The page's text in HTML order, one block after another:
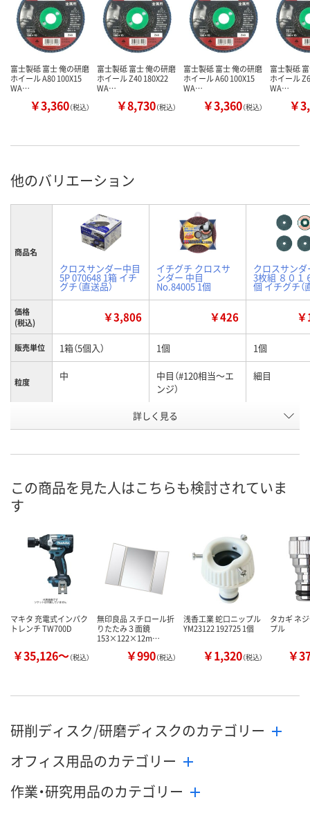
富士製砥 富士 俺の研磨
ホイール A80 100X15
WA…
￥3,360（税込）
富士製砥 富士 俺の研磨
ホイール Z40 180X22
WA…
￥8,730（税込）
富士製砥 富士 俺の研磨
ホイール A60 100X15
WA…
￥3,360（税込）
富士製砥
ホイール
WA…
￥
他のバリエーション
商品名
クロスサンダー中目
5P 070648 1箱 イチ
グチ（直送品）
イチグチ クロスサ
ンダー 中目
No.84005 1個
クロスサン
3枚組 ８０１
個 イチグチ（
価格
(税込)
￥3,806 ￥426
販売単位 1箱（5個入） 1個 1個
粒度 中
中目（#120相当～エ
ンジ）
細目
U583388 EP44464
8月7日（金）
販売停止中です
カゴへ カ
詳しく見る
この商品を見た人はこちらも検討されていま
す
マキタ 充電式インパク
トレンチ TW700D
￥35,126～（税込）
無印良品 スチロール折
りたたみ３面鏡
153×122×12m…
￥990（税込）
浅香工業 蛇口ニップル
YM23122 192725 1個
￥1,320（税込）
タカギ ネ
プル
￥
研削ディスク/研磨ディスクのカテゴリー
オフィス用品のカテゴリー
作業・研究用品のカテゴリー